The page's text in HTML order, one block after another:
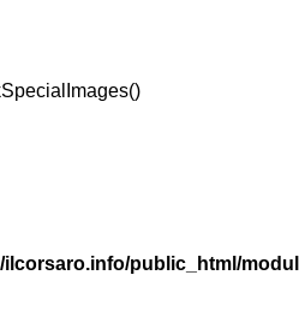
public_html/